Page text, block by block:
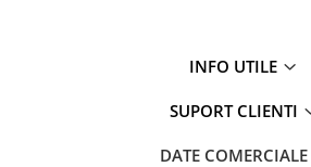
INFO UTILE
SUPORT CLIENTI
DATE COMERCIALE